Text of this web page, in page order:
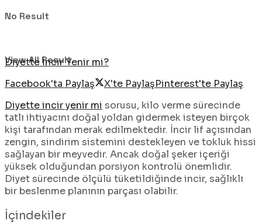
No Result
View All Result
Diyette İncir Yenir mi?
Facebook'ta Paylaş
X'te PaylaşPinterest'te Paylaş
Diyette incir yenir mi sorusu, kilo verme sürecinde
tatlı ihtiyacını doğal yoldan gidermek isteyen birçok
kişi tarafından merak edilmektedir. İncir lif açısından
zengin, sindirim sistemini destekleyen ve tokluk hissi
sağlayan bir meyvedir. Ancak doğal şeker içeriği
yüksek olduğundan porsiyon kontrolü önemlidir.
Diyet sürecinde ölçülü tüketildiğinde incir, sağlıklı
bir beslenme planının parçası olabilir.
İçindekiler